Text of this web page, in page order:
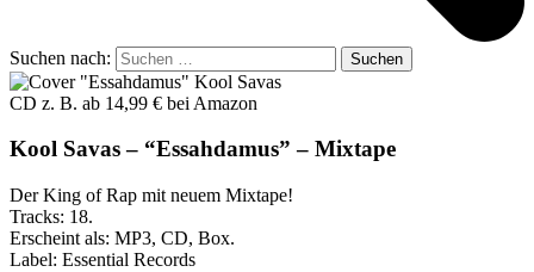
Suchen nach:
CD z. B. ab 14,99 € bei Amazon
Kool Savas – “Essahdamus” – Mixtape
Der King of Rap mit neuem Mixtape!
Tracks: 18.
Erscheint als: MP3, CD, Box.
Label: Essential Records